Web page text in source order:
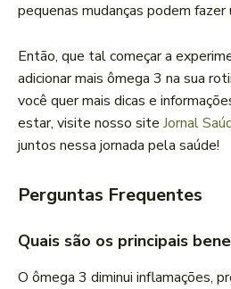
pequenas mudanças podem fazer
Então, que tal começar a
adicionar mais ômega 3 na sua
você quer mais dicas e
estar, visite nosso site Jornal
juntos nessa jornada pela saúde!
Perguntas Frequentes
Quais são os principais
O ômega 3 diminui inflamações,